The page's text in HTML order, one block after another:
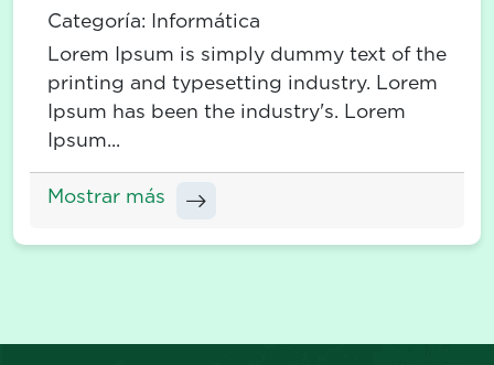
Categoría: Informática
Lorem Ipsum is simply dummy text of the
printing and typesetting industry. Lorem
Ipsum has been the industry's. Lorem
Ipsum...
Mostrar más